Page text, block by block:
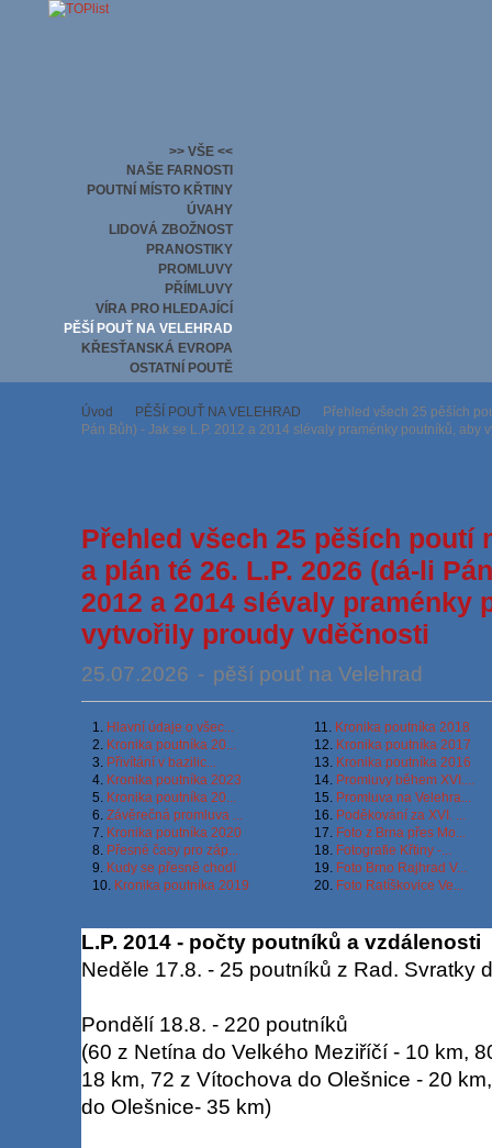
>> VŠE <<
NAŠE FARNOSTI
POUTNÍ MÍSTO KŘTINY
ÚVAHY
LIDOVÁ ZBOŽNOST
PRANOSTIKY
PROMLUVY
PŘÍMLUVY
VÍRA PRO HLEDAJÍCÍ
PĚŠÍ POUŤ NA VELEHRAD
KŘESŤANSKÁ EVROPA
OSTATNÍ POUTĚ
Úvod PĚŠÍ POUŤ NA VELEHRAD
Přehled všech 25 pěších
Pán Bůh) - Jak se L.P. 2012 a 2014 slévaly praménky poutníků, aby
Přehled všech 25 pěších poutí
a plán té 26. L.P. 2026 (dá-li
2012 a 2014 slévaly praménky
vytvořily proudy vděčnosti
25.07.2026 - pěší pouť na Velehrad
1.
Hlavní údaje o všec...
2. Kronika poutníka 20...
3. Přivítání v bazilic...
4. Kronika poutníka 2023
5. Kronika poutníka 20...
6. Závěrečná promluva ...
7. Kronika poutníka 2020
8. Přesné časy pro záp...
9. Kudy se přesně chodí
10. Kronika poutníka 2019
11. Kronika poutníka 2018
12. Kronika poutníka 2017
13. Kronika poutníka 2016
14. Promluvy během XVI....
15. Promluva na Velehra...
16. Poděkování za XVI. ...
17. Foto z Brna přes Mo...
18. Fotografie Křtiny -...
19. Foto Brno Rajhrad V...
20. Foto Ratíškovice Ve...
L.P. 2014 - počty poutníků a vzdálenosti
Neděle 17.8. - 25 poutníků z Rad. Svratky
Pondělí 18.8. - 220 poutníků
(60 z Netína do Velkého Meziříčí - 10 km,
18 km, 72 z Vítochova do Olešnice - 20
do Olešnice- 35 km)